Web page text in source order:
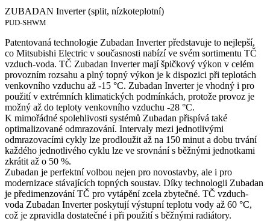
ZUBADAN Inverter (split, nízkoteplotní)
PUD-SHWM
Patentovaná technologie Zubadan Inverter představuje to nejlepší,
co Mitsubishi Electric v současnosti nabízí ve svém sortimentu TČ
vzduch-voda. TČ Zubadan Inverter mají špičkový výkon v celém
provozním rozsahu a plný topný výkon je k dispozici při teplotách
venkovního vzduchu až -15 °C. Zubadan Inverter je vhodný i pro
použití v extrémních klimatických podmínkách, protože provoz je
možný až do teploty venkovního vzduchu -28 °C.
K mimořádné spolehlivosti systémů Zubadan přispívá také
optimalizované odmrazování. Intervaly mezi jednotlivými
odmrazovacími cykly lze prodloužit až na 150 minut a dobu trvání
každého jednotlivého cyklu lze ve srovnání s běžnými jednotkami
zkrátit až o 50 %.
Zubadan je perfektní volbou nejen pro novostavby, ale i pro
modernizace stávajících topných soustav. Díky technologii Zubadan
je předimenzování TČ pro vytápění zcela zbytečné. TČ vzduch-
voda Zubadan Inverter poskytují výstupní teplotu vody až 60 °C,
což je zpravidla dostatečné i při použití s běžnými radiátory.